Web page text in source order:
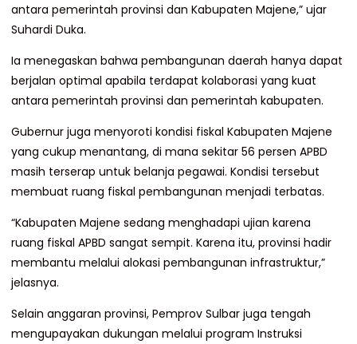
antara pemerintah provinsi dan Kabupaten Majene,” ujar
Suhardi Duka.
Ia menegaskan bahwa pembangunan daerah hanya dapat
berjalan optimal apabila terdapat kolaborasi yang kuat
antara pemerintah provinsi dan pemerintah kabupaten.
Gubernur juga menyoroti kondisi fiskal Kabupaten Majene
yang cukup menantang, di mana sekitar 56 persen APBD
masih terserap untuk belanja pegawai. Kondisi tersebut
membuat ruang fiskal pembangunan menjadi terbatas.
“Kabupaten Majene sedang menghadapi ujian karena
ruang fiskal APBD sangat sempit. Karena itu, provinsi hadir
membantu melalui alokasi pembangunan infrastruktur,”
jelasnya.
Selain anggaran provinsi, Pemprov Sulbar juga tengah
mengupayakan dukungan melalui program Instruksi